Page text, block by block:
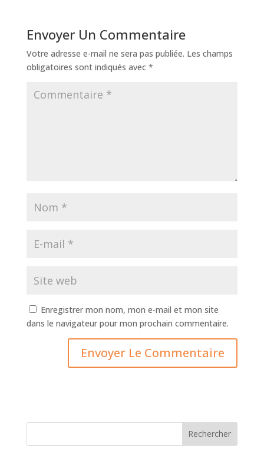
Envoyer Un Commentaire
Votre adresse e-mail ne sera pas publiée. Les champs
obligatoires sont indiqués avec *
Enregistrer mon nom, mon e-mail et mon site
dans le navigateur pour mon prochain commentaire.
Rechercher